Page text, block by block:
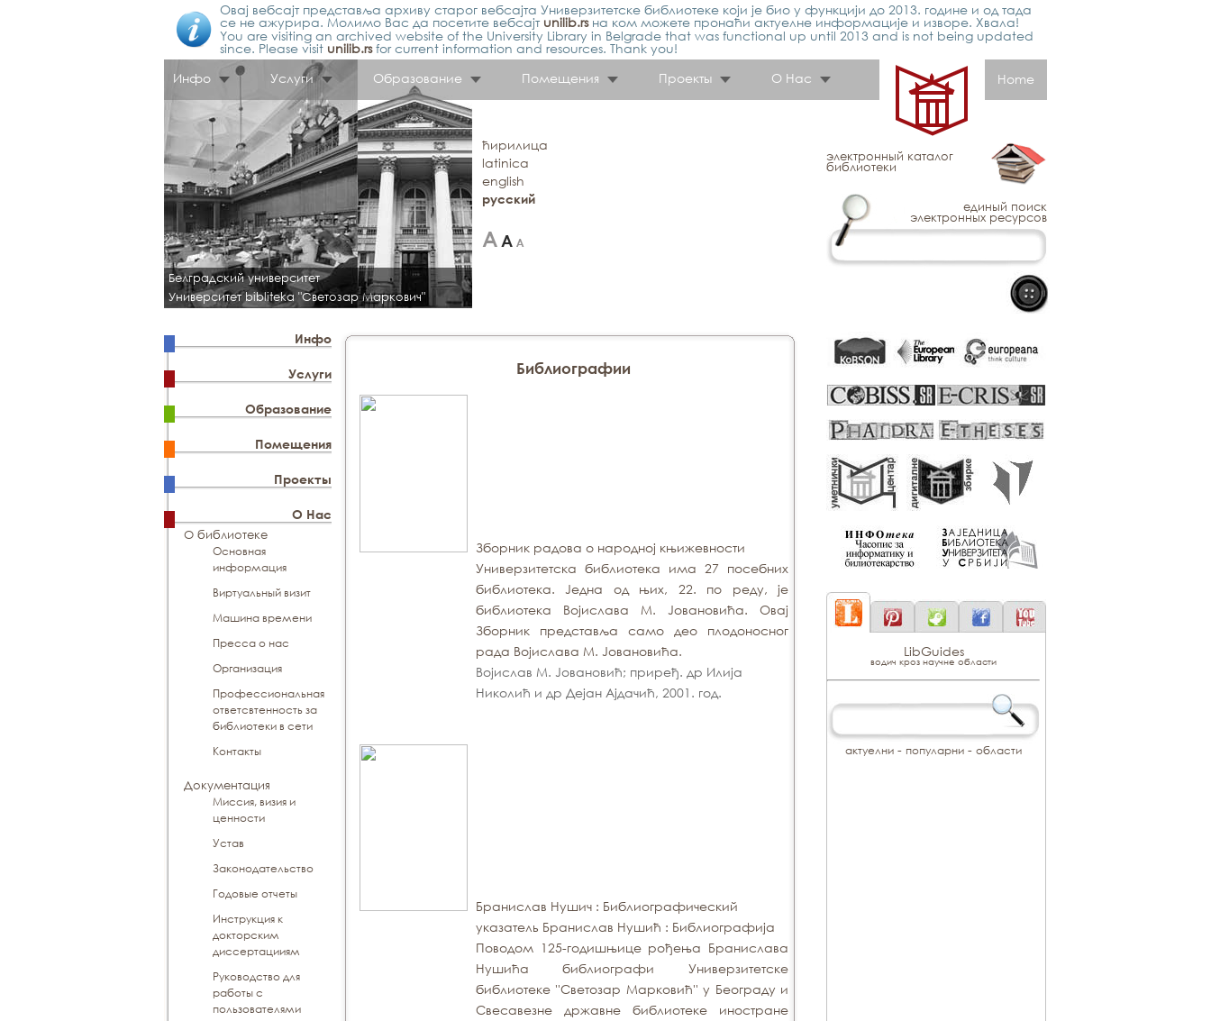
Овај вебсајт представља архиву старог вебсајта Универзитетске библиотеке који је био у функцији до 2013. године и од тада
се не ажурира. Молимо Вас да посетите вебсајт unilib.rsна ком можете пронаћи актуелне информације и изворе. Хвала!
You are visiting an archived website of the University Library in Belgrade that was functional up until 2013 and is not being updated
since. Please visit unilib.rsfor current information and resources. Thank you!
Инфо
Услуги Образование Помещения Проекты О Нас Home
Белградский университет
Университет bibliteka "Светозар Маркович"
ћирилица
latinica
english
русский
электронный каталог
библиотеки
единый поиск
электронных ресурсов
Инфо
Услуги
Образование
Помещения
Проекты
О Нас
О библиотеке
Основная
информация
Виртуальный визит
Машина времени
Пресса о нас
Организация
Профессиональная
ответсвтенность за
библиотеки в сети
Контакты
Документация
Миссия, визия и
ценности
Устав
Законодательство
Годовые отчеты
Инструкция к
докторским
диссертацииям
Руководство для
работы с
пользователями
Библиографии
Зборник радова о народној књижевности
Универзитетска библиотека има 27 посебних
библиотека. Једна од њих, 22. по реду, је
библиотека Војислава М. Јовановића. Овај
Зборник представља само део плодоносног
рада Војислава М. Јовановића.
Војислав М. Јовановић; приређ. др Илија
Николић и др Дејан Ајдачић, 2001. год.
Бранислав Нушич : Библиографический
указатель Бранислав Нушић : Библиографија
Поводом 125-годишњице рођења Бранислава
Нушића библиографи Универзитетске
библиотеке ''Светозар Марковић'' у Београду и
Свесавезне државне библиотеке иностране